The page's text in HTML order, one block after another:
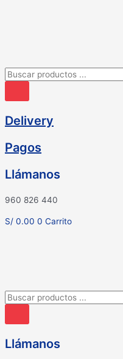
Búsqueda
productos
Delivery
Pagos
Llámanos
960 826 440
S/ 0.00 0 Carrito
Búsqueda
productos
Llámanos